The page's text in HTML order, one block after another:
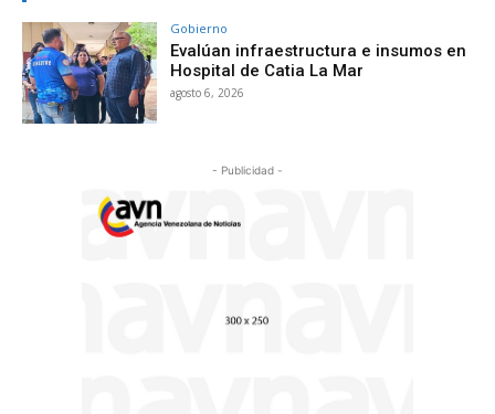
Gobierno
Evalúan infraestructura e insumos en
Hospital de Catia La Mar
agosto 6, 2026
- Publicidad -